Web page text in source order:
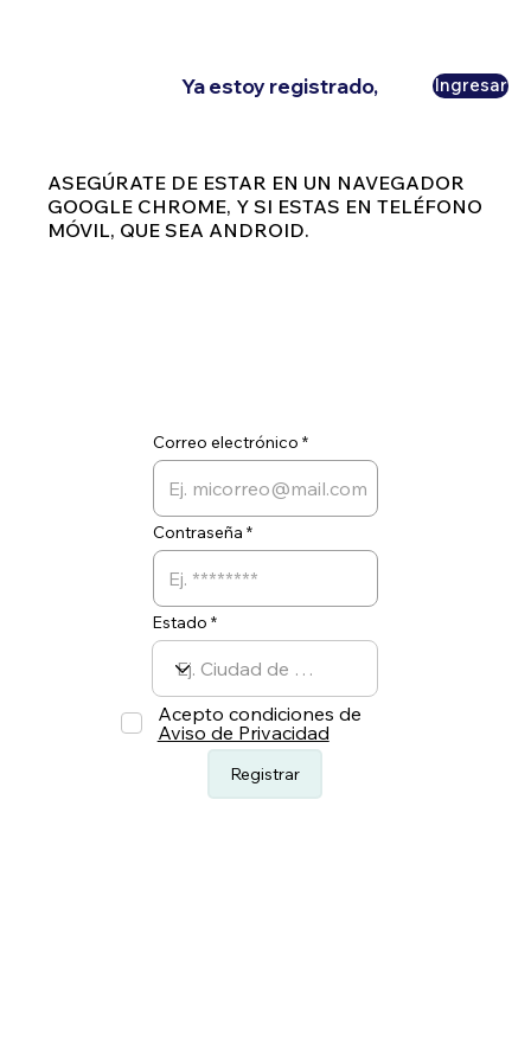
Ya estoy registrado, Ingresar
Registrar
Acepto condiciones de
Aviso de Privacidad
Estado
Contraseña
Correo electrónico
ASEGÚRATE DE ESTAR EN UN NAVEGADOR
GOOGLE CHROME, Y SI ESTAS EN TELÉFONO
MÓVIL, QUE SEA ANDROID.